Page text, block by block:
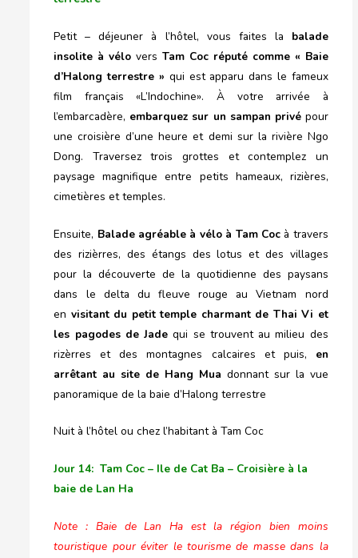
Petit – déjeuner à l’hôtel, vous faites la balade
insolite à vélo versTam Coc réputé comme « Baie
d’Halong terrestre » qui est apparu dans le fameux
film français «L’Indochine». À votre arrivée à
l’embarcadère, embarquez sur un sampan privépour
une croisière d’une heure et demi sur la rivière Ngo
Dong. Traversez trois grottes et contemplez un
paysage magnifique entre petits hameaux, rizières,
cimetières et temples.
Ensuite, Balade agréable à vélo à Tam Cocà travers
des rizièrres, des étangs des lotus et des villages
pour la découverte de la quotidienne des paysans
dans le delta du fleuve rouge au Vietnam nord
en visitant du petit temple charmant de Thai Vi et
les pagodes de Jade qui se trouvent au milieu des
rizèrres et des montagnes calcaires et puis, en
arrêtant au site de Hang Mua donnant sur la vue
panoramique de la baie d’Halong terrestre
Nuit à l’hôtel ou chez l’habitant à Tam Coc
Jour 14: Tam Coc – Ile de Cat Ba – Croisière à la
baie de Lan Ha
Note : Baie de Lan Ha est la région bien moins
touristique pour éviter le tourisme de masse dans la